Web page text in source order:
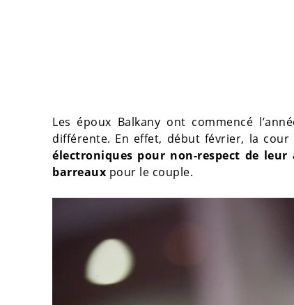
Les époux Balkany ont commencé
différente. En effet, début février, la cour
électroniques pour non-respect de leur
barreaux pour le couple.